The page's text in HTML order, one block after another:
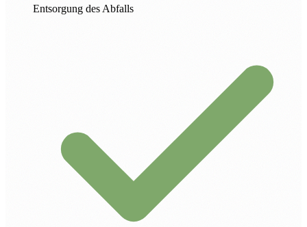
Entsorgung des Abfalls